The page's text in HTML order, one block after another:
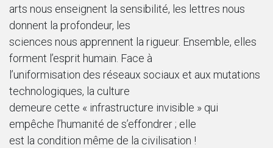
arts nous enseignent la sensibilité, les lettres nous
donnent la profondeur, les
sciences nous apprennent la rigueur. Ensemble, elles
forment l’esprit humain. Face à
l’uniformisation des réseaux sociaux et aux mutations
technologiques, la culture
demeure cette « infrastructure invisible » qui
empêche l’humanité de s’effondrer ; elle
est la condition même de la civilisation !